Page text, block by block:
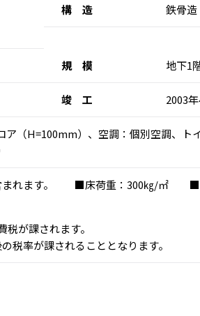
構 造 鉄骨
規 模 地下1
竣 工 2003
ア（H=100mm）、空調：個別空調、
含まれます。 ■床荷重：300㎏/㎡ ■
が課されます。
税率が課されることとなります。